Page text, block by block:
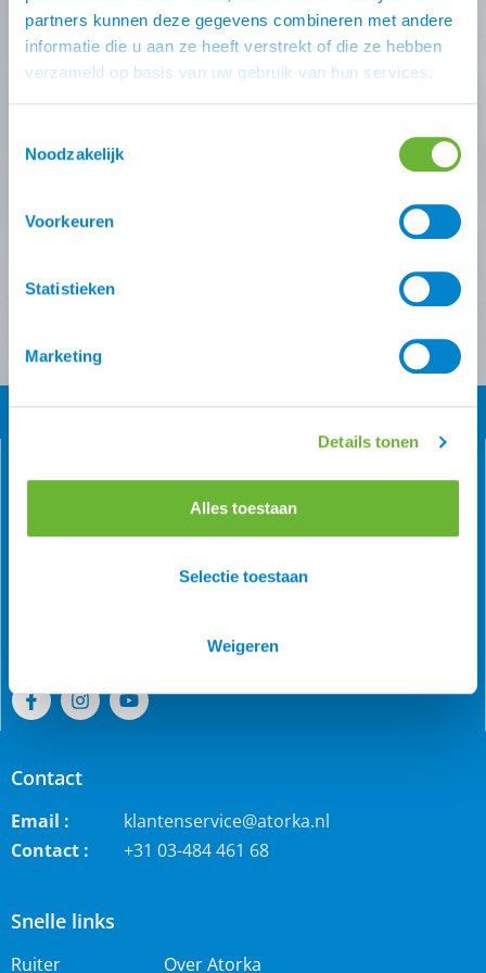
partners kunnen deze gegevens combineren met andere
informatie die u aan ze heeft verstrekt of die ze hebben
verzameld op basis van uw gebruik van hun services.
Noodzakelijk
Voorkeuren
Statistieken
Marketing
Details tonen
Alles toestaan
Selectie toestaan
Weigeren
deals missen?
Schrijf je in voor één (of meer) van onze nieuwsbrieven!
Atorka algemeen
Versturen
Snelle links
Ruiter Over Atorka
Als grootste online webwinkel voor IJslandse paarden in
paardenrassen staan wij bekend voor de grote collectie
Contact
Email :
klantenservice@atorka.nl
Contact :
+31 03-484 461 68